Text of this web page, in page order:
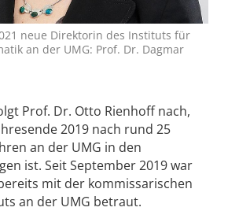
neue Direktorin des Instituts für
an der UMG: Prof. Dr. Dagmar
Prof. Dr. Otto Rienhoff nach,
2019 nach rund 25
an der UMG in den
ist. Seit September 2019 war
mit der kommissarischen
an der UMG betraut.